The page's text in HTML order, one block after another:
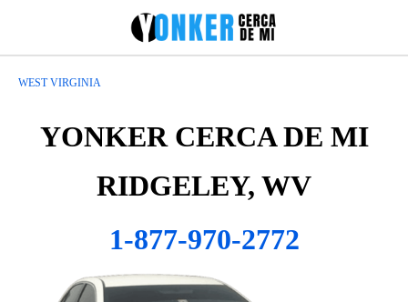
WEST VIRGINIA
YONKER CERCA DE MI
RIDGELEY, WV
1-877-970-2772